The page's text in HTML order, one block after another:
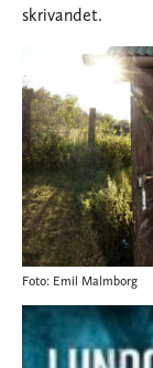
skrivandet.
Foto: Emil Malmborg